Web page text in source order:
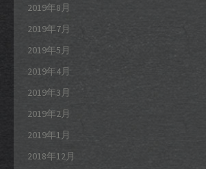
2019年8月
2019年7月
2019年5月
2019年4月
2019年3月
2019年2月
2019年1月
2018年12月